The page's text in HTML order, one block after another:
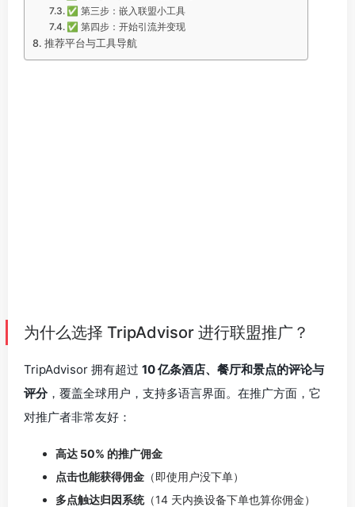
✅ 第三步：嵌入联盟小工具
✅ 第四步：开始引流并变现
推荐平台与工具导航
为什么选择 TripAdvisor 进行联盟推广？
TripAdvisor 拥有超过 10 亿条酒店、餐厅和景点的评论与
评分，覆盖全球用户，支持多语言界面。在推广方面，它
对推广者非常友好：
高达 50% 的推广佣金
点击也能获得佣金 （即使用户没下单）
多点触达归因系统（14 天内换设备下单也算你佣金）